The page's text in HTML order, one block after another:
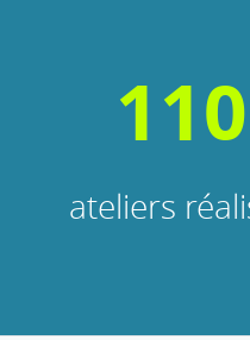
110
ateliers